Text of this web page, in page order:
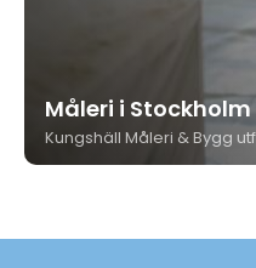
Måleri i Stockholm